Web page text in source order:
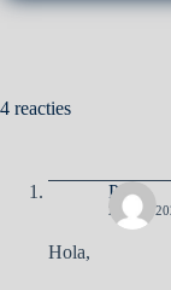
4 reacties
Pa
22 MEI
Hola,